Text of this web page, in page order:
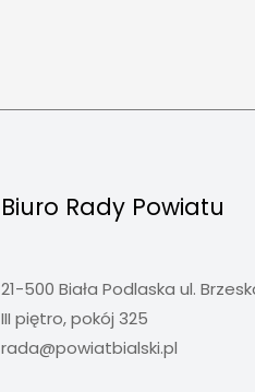
Biuro Rady Powiatu
21-500 Biała Podlaska ul.
III piętro, pokój 325
rada@powiatbialski.pl